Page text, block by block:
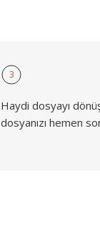
3
Haydi dosyayı
dosyanızı hemen